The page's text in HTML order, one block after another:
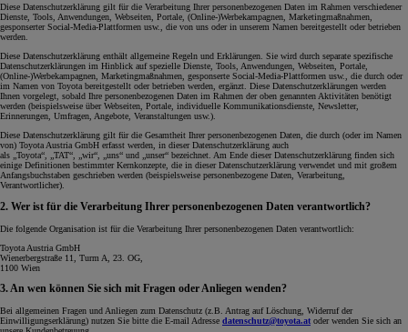
Diese Datenschutzerklärung gilt für die Verarbeitung Ihrer personenbezogenen Daten im Rahmen verschiedener
Dienste, Tools, Anwendungen, Webseiten, Portale, (Online-)Werbekampagnen, Marketingmaßnahmen,
gesponserter Social-Media-Plattformen usw., die von uns oder in unserem Namen bereitgestellt oder betrieben
werden.
Diese Datenschutzerklärung enthält allgemeine Regeln und Erklärungen. Sie wird durch separate spezifische
Datenschutzerklärungen im Hinblick auf spezielle Dienste, Tools, Anwendungen, Webseiten, Portale,
(Online-)Werbekampagnen, Marketingmaßnahmen, gesponserte Social-Media-Plattformen usw., die durch oder
im Namen von Toyota bereitgestellt oder betrieben werden, ergänzt. Diese Datenschutzerklärungen werden
Ihnen vorgelegt, sobald Ihre personenbezogenen Daten im Rahmen der oben genannten Aktivitäten benötigt
werden (beispielsweise über Webseiten, Portale, individuelle Kommunikationsdienste, Newsletter,
Erinnerungen, Umfragen, Angebote, Veranstaltungen usw.).
Diese Datenschutzerklärung gilt für die Gesamtheit Ihrer personenbezogenen Daten, die durch (oder im Namen
von) Toyota Austria GmbH erfasst werden, in dieser Datenschutzerklärung auch
als „Toyota“, „TAT“, „wir“, „uns“ und „unser“ bezeichnet. Am Ende dieser Datenschutzerklärung finden sich
einige Definitionen bestimmter Kernkonzepte, die in dieser Datenschutzerklärung verwendet und mit großem
Anfangsbuchstaben geschrieben werden (beispielsweise personenbezogene Daten, Verarbeitung,
Verantwortlicher).
2. Wer ist für die Verarbeitung Ihrer personenbezogenen Daten verantwortlich?
Die folgende Organisation ist für die Verarbeitung Ihrer personenbezogenen Daten verantwortlich:
Toyota Austria GmbH
Wienerbergstraße 11, Turm A, 23. OG,
1100 Wien
3. An wen können Sie sich mit Fragen oder Anliegen wenden?
Bei allgemeinen Fragen und Anliegen zum Datenschutz (z.B. Antrag auf Löschung, Widerruf der
Einwilligungserklärung) nutzen Sie bitte die E-mail Adresse datenschutz@toyota.at oder wenden Sie sich an